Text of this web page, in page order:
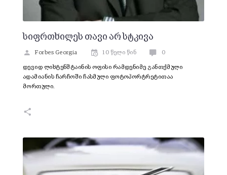
სიფრთხილეს თავი არ სტკივა
Forbes Georgia 10 წელი წინ 0
დევიდ ლიხტენშტაინის ოფისი რამდენიმე განთქმული
ადამიანის ჩარჩოში ჩასმული ფოტოპორტრეტითაა
მორთული.